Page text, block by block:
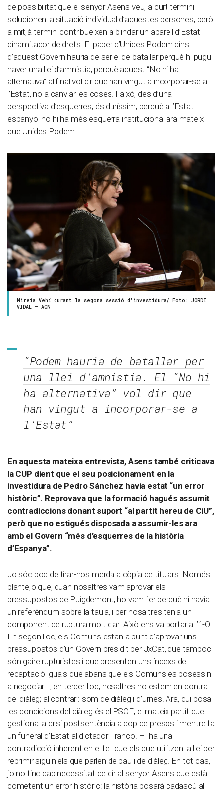
de possibilitat que el senyor Asens veu, a curt termini
solucionen la situació individual d’aquestes persones, però
a mitjà termini contribueixen a blindar un aparell d’Estat
dinamitador de drets. El paper d’Unides Podem dins
d’aquest Govern hauria de ser el de batallar perquè hi pugui
haver una llei d’amnistia, perquè aquest “No hi ha
alternativa” al final vol dir que han vingut a incorporar-se a
l’Estat, no a canviar les coses. I això, des d’una
perspectiva d’esquerres, és duríssim, perquè a l’Estat
espanyol no hi ha més esquerra institucional ara mateix
que Unides Podem.
Mireia Vehí durant la segona sessió d'investidura/ Foto: JORDI
VIDAL – ACN
“Podem hauria de batallar per
una llei d’amnistia. El “No hi
ha alternativa” vol dir que
han vingut a incorporar-se a
l’Estat”
En aquesta mateixa entrevista, Asens també criticava
la CUP dient que el seu posicionament en la
investidura de Pedro Sánchez havia estat “un error
històric”. Reprovava que la formació hagués assumit
contradiccions donant suport “al partit hereu de CiU”,
però que no estigués disposada a assumir-les ara
amb el Govern “més d’esquerres de la història
d’Espanya”.
Jo sóc poc de tirar-nos merda a còpia de titulars. Només
plantejo que, quan nosaltres vam aprovar els
pressupostos de Puigdemont, ho vam fer perquè hi havia
un referèndum sobre la taula, i per nosaltres tenia un
component de ruptura molt clar. Això ens va portar a l’1-O.
En segon lloc, els Comuns estan a punt d’aprovar uns
pressupostos d’un Govern presidit per JxCat, que tampoc
són gaire rupturistes i que presenten uns índexs de
recaptació iguals que abans que els Comuns es posessin
a negociar. I, en tercer lloc, nosaltres no estem en contra
del diàleg; al contrari: som de diàleg i d’urnes. Ara, qui posa
les condicions del diàleg és el PSOE, el mateix partit que
gestiona la crisi postsentència a cop de presos i mentre fa
un funeral d’Estat al dictador Franco. Hi ha una
contradicció inherent en el fet que els que utilitzen la llei per
reprimir siguin els que parlen de pau i de diàleg. En tot cas,
jo no tinc cap necessitat de dir al senyor Asens que està
cometent un error històric: la història posarà cadascú al